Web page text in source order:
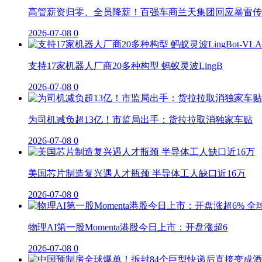
高管薪资归零、全员降薪！百强车商兰天集团回应暴雷
2026-07-08 0
支持17家机器人厂商20多种构型 蚂蚁灵波LingB
2026-07-08 0
为司机减负超13亿！市监局出手：货拉拉取消独家车贴
2026-07-08 0
美国芯片制造复兴遇人才瓶颈 半导体工人缺口近16万
2026-07-08 0
物理AI第一股Momenta港股今日上市：开盘涨超6
2026-07-08 0